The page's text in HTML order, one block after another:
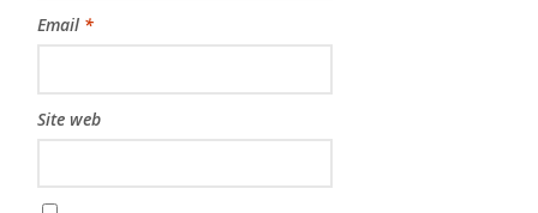
Email *
Site web